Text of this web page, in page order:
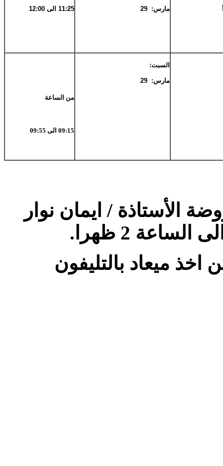
مارس: 29 11:25 الى 12:00
السبت:
مارس: 29
من الساعة
09:15 الى 09:55
الأستاذة / ايمان نوار
ميعاد بالتليفون